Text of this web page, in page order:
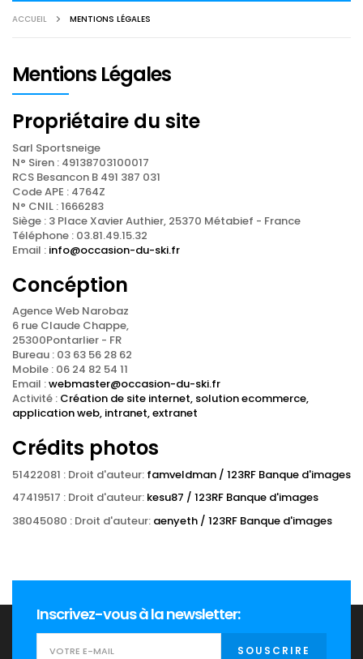
ACCUEIL MENTIONS LÉGALES
Mentions Légales
Propriétaire du site
Sarl Sportsneige
N° Siren : 49138703100017
RCS Besancon B 491 387 031
Code APE : 4764Z
N° CNIL : 1666283
Siège : 3 Place Xavier Authier, 25370 Métabief - France
Téléphone : 03.81.49.15.32
Email : info@occasion-du-ski.fr
Concéption
Agence Web Narobaz
6 rue Claude Chappe,
25300Pontarlier - FR
Bureau : 03 63 56 28 62
Mobile : 06 24 82 54 11
Email :webmaster@occasion-du-ski.fr
Activité : Création de site internet, solution ecommerce,
application web, intranet, extranet
Crédits photos
51422081 : Droit d'auteur: famveldman / 123RF Banque d'images
47419517 : Droit d'auteur: kesu87 / 123RF Banque d'images
38045080 : Droit d'auteur: aenyeth / 123RF Banque d'images
Inscrivez-vous à la newsletter:
SOUSCRIRE